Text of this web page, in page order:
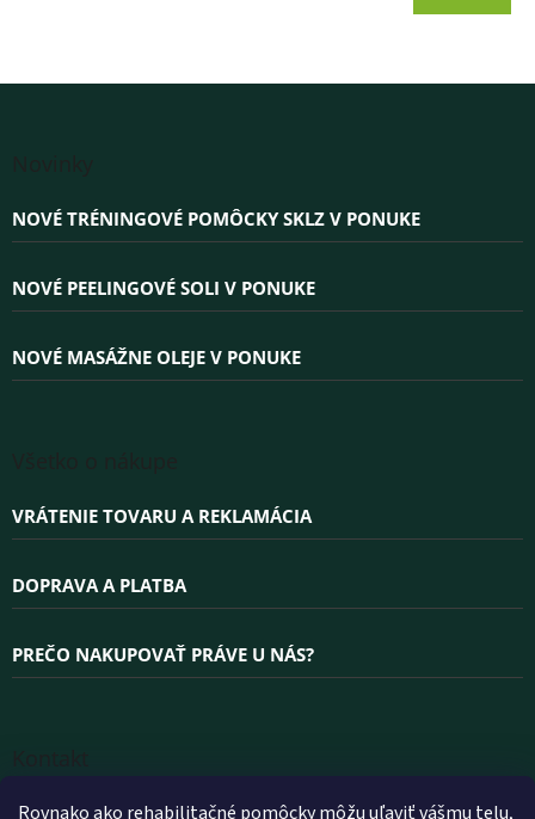
Rovnako ako rehabilitačné pomôcky môžu uľaviť vášmu telu,
NOVÉ TRÉNINGOVÉ POMÔCKY SKLZ V PONUKE
NOVÉ PEELINGOVÉ SOLI V PONUKE
NOVÉ MASÁŽNE OLEJE V PONUKE
VRÁTENIE TOVARU A REKLAMÁCIA
DOPRAVA A PLATBA
PREČO NAKUPOVAŤ PRÁVE U NÁS?
INFO@WELLEA.SK